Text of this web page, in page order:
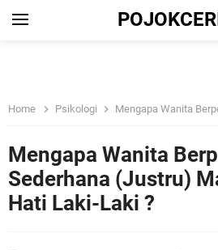
Home Psikologi Mengapa Wanita Berpenampilan
Mengapa Wanita
Sederhana (Justru)
Hati Laki-Laki ?